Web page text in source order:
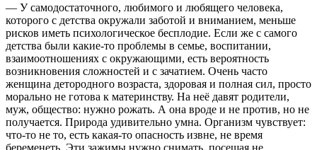
— У самодостаточного, любимого и любящего человека,
которого с детства окружали заботой и вниманием, меньше
рисков иметь психологическое бесплодие. Если же с самого
детства были какие-то проблемы в семье, воспитании,
взаимоотношениях с окружающими, есть вероятность
возникновения сложностей и с зачатием. Очень часто
женщина детородного возраста, здоровая и полная сил, просто
морально не готова к материнству. На неё давят родители,
муж, общество: нужно рожать. А она вроде и не против, но не
получается. Природа удивительно умна. Организм чувствует:
что-то не то, есть какая-то опасность извне, не время
беременеть. Эти зажимы нужно снимать, посещая не